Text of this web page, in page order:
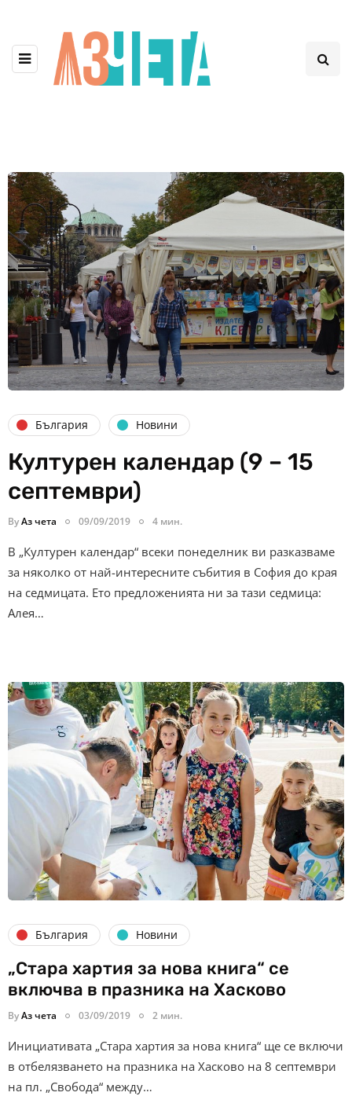
България Новини
Културен календар (9 – 15
септември)
ByАз чета 09/09/2019 4 мин.
В „Културен календар“ всеки понеделник ви разказваме
за няколко от най-интересните събития в София до края
на седмицата. Ето предложенията ни за тази седмица:
Алея…
България Новини
„Стара хартия за нова книга“ се
включва в празника на Хасково
ByАз чета 03/09/2019 2 мин.
Инициативата „Стара хартия за нова книга“ ще се включи
в отбелязването на празника на Хасково на 8 септември
на пл. „Свобода“ между…